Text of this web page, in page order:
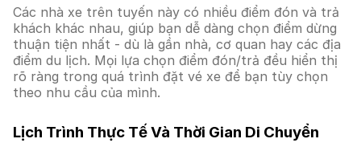
Các nhà xe trên tuyến này có nhiều điểm đón và trả
khách khác nhau, giúp bạn dễ dàng chọn điểm dừng
thuận tiện nhất - dù là gần nhà, cơ quan hay các địa
điểm du lịch. Mọi lựa chọn điểm đón/trả đều hiển thị
rõ ràng trong quá trình đặt vé xe để bạn tùy chọn
theo nhu cầu của mình.
Lịch Trình Thực Tế Và Thời Gian Di Chuyển